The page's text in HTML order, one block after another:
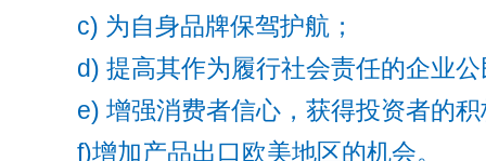
c) 为自身品牌保驾护航；
d) 提高其作为履行社会责任的企业公
e) 增强消费者信心，获得投资者的积
f)增加产品出口欧美地区的机会。